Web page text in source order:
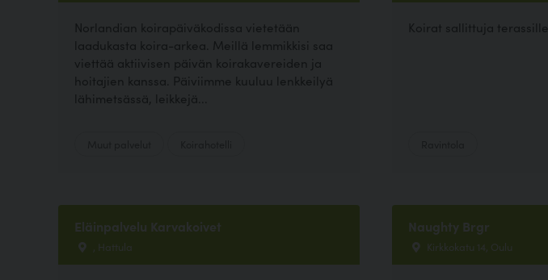
Norlandian koirapäiväkodissa vietetään
laadukasta koira-arkea. Meillä lemmikkisi saa
viettää aktiivisen päivän koirakavereiden ja
hoitajien kanssa. Päiviimme kuuluu lenkkeilyä
lähimetsässä, leikkejä...
Koirat sallittuja terassille.
Eläinpalvelu Karvakoivet
, Hattula
Naughty Brgr
Kirkkokatu 14, Oulu